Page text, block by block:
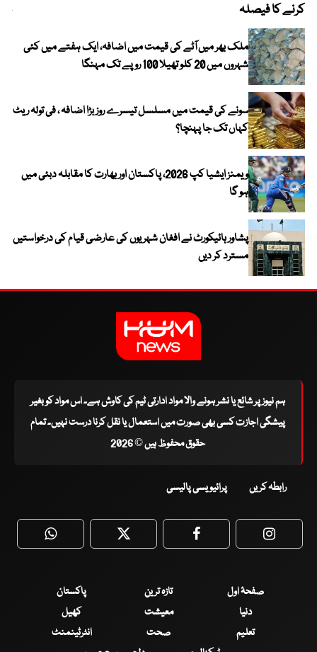
کرنے کا فیصلہ
ملک بھر میں آٹے کی قیمت میں اضافہ، ایک ہفتے میں کئی
شہروں میں 20 کلو تھیلا 100 روپے تک مہنگا
سونے کی قیمت میں مسلسل تیسرے روز بڑا اضافہ ، فی تولہ ریٹ
کہاں تک جا پہنچا؟
ویمنز ایشیا کپ 2026، پاکستان اور بھارت کا مقابلہ دبئی میں
ہو گا
پشاور ہائیکورٹ نے افغان شہریوں کی عارضی قیام کی درخواستیں
مسترد کر دیں
ہم نیوز پر شائع یا نشر ہونے والا مواد ادارتی ٹیم کی کاوش ہے۔ اس مواد کو بغیر
پیشگی اجازت کسی بھی صورت میں استعمال یا نقل کرنا درست نہیں۔ تمام
حقوق محفوظ ہیں © 2026
رابطہ کریں پرائیویسی پالیسی
WhatsApp Twitter Facebook
صفحۂ اول تازہ ترین
پاکستان
دنیا
معیشت
کھیل
تعلیم
صحت
انٹرٹینمنٹ